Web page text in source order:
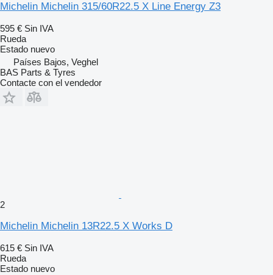
Michelin Michelin 315/60R22.5 X Line Energy Z3
595 € Sin IVA
Rueda
Estado nuevo
Países Bajos, Veghel
BAS Parts & Tyres
Contacte con el vendedor
2
Michelin Michelin 13R22.5 X Works D
615 € Sin IVA
Rueda
Estado nuevo